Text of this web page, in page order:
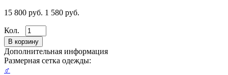
15 800 руб. 1 580 руб.
Кол.
Дополнительная информация
Размерная сетка одежды:
♂